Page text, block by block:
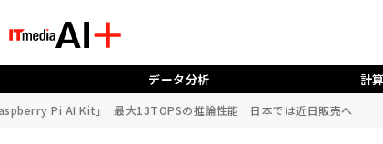
データ分析 計
Pi AI Kit」 最大13TOPSの推論性能 日本では近日販売へ